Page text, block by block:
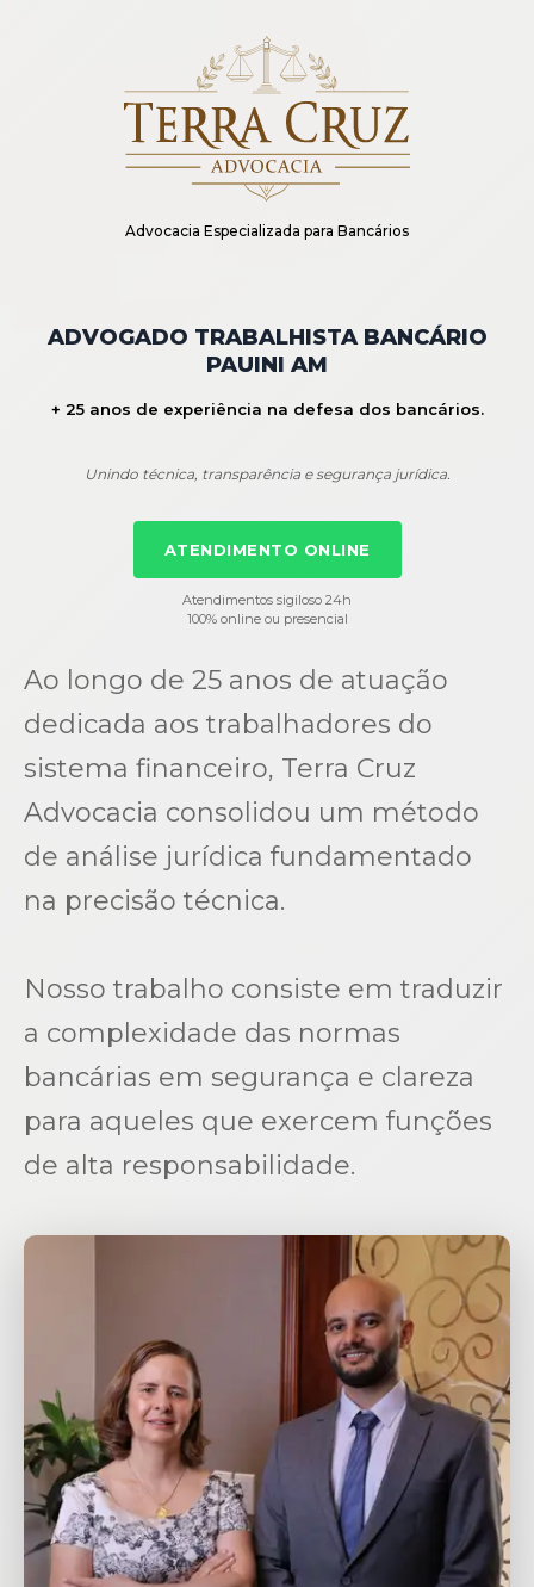
Advocacia Especializada para Bancários
ADVOGADO TRABALHISTA BANCÁRIO
PAUINI AM
+ 25 anos de experiência na defesa dos bancários.
Unindo técnica, transparência e segurança jurídica.
ATENDIMENTO ONLINE
Atendimentos sigiloso 24h
100% online ou presencial
Ao longo de 25 anos de atuação
dedicada aos trabalhadores do
sistema financeiro, Terra Cruz
Advocacia consolidou um método
de análise jurídica fundamentado
na precisão técnica.
Nosso trabalho consiste em traduzir
a complexidade das normas
bancárias em segurança e clareza
para aqueles que exercem funções
de alta responsabilidade.